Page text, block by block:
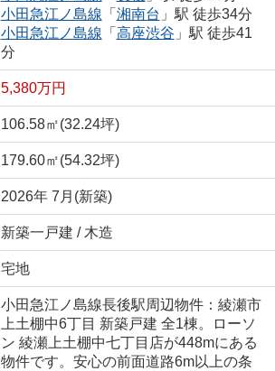
小田急江ノ島線 「 湘南台 」駅 徒歩34分
小田急江ノ島線 「 高座渋谷 」駅 徒歩41
分
5,380万円
106.58㎡(32.24坪)
179.60㎡(54.32坪)
2026年 7月(新築)
新築一戸建 / 木造
宅地
小田急江ノ島線長後駅周辺物件：綾瀬市
上土棚中6丁目 新築戸建 全1棟。ローソ
ン 綾瀬上土棚中七丁目店が448mにある
物件です。安心の前面道路6m以上の条